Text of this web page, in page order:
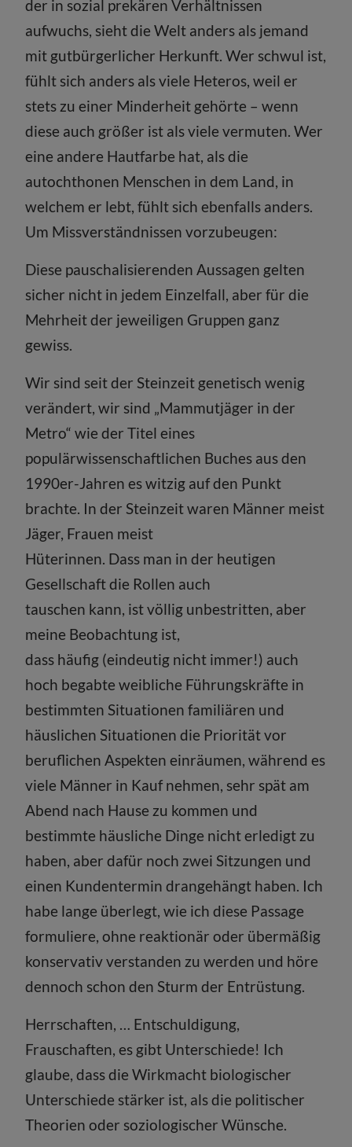
der in sozial prekären Verhältnissen
aufwuchs, sieht die Welt anders als jemand
mit gutbürgerlicher Herkunft. Wer schwul ist,
fühlt sich anders als viele Heteros, weil er
stets zu einer Minderheit gehörte – wenn
diese auch größer ist als viele vermuten. Wer
eine andere Hautfarbe hat, als die
autochthonen Menschen in dem Land, in
welchem er lebt, fühlt sich ebenfalls anders.
Um Missverständnissen vorzubeugen:
Diese pauschalisierenden Aussagen gelten
sicher nicht in jedem Einzelfall, aber für die
Mehrheit der jeweiligen Gruppen ganz
gewiss.
Wir sind seit der Steinzeit genetisch wenig
verändert, wir sind „Mammutjäger in der
Metro“ wie der Titel eines
populärwissenschaft­lichen Buches aus den
1990er-Jahren es witzig auf den Punkt
brachte. In der Steinzeit waren Männer meist
Jäger, Frauen meist
Hüterinnen. Dass man in der heutigen
Gesellschaft die Rollen auch
tauschen kann, ist völlig unbestritten, aber
meine Beobachtung ist,
dass häufig (eindeutig nicht immer!) auch
hoch begabte weibliche Führungskräfte in
bestimmten Situationen familiären und
häuslichen Situationen die Priorität vor
beruflichen Aspekten einräumen, während es
viele Männer in Kauf nehmen, sehr spät am
Abend nach Hause zu kommen und
bestimmte häusliche Dinge nicht erledigt zu
haben, aber dafür noch zwei Sitzungen und
einen Kundentermin drangehängt haben. Ich
habe lange überlegt, wie ich diese Passage
formuliere, ohne reaktionär oder übermäßig
konservativ verstanden zu werden und höre
dennoch schon den Sturm der Entrüstung.
Herrschaften, … Entschuldigung,
Frauschaften, es gibt Unterschiede! Ich
glaube, dass die Wirkmacht biologischer
Unterschiede stärker ist, als die politischer
Theorien oder soziologischer Wünsche.